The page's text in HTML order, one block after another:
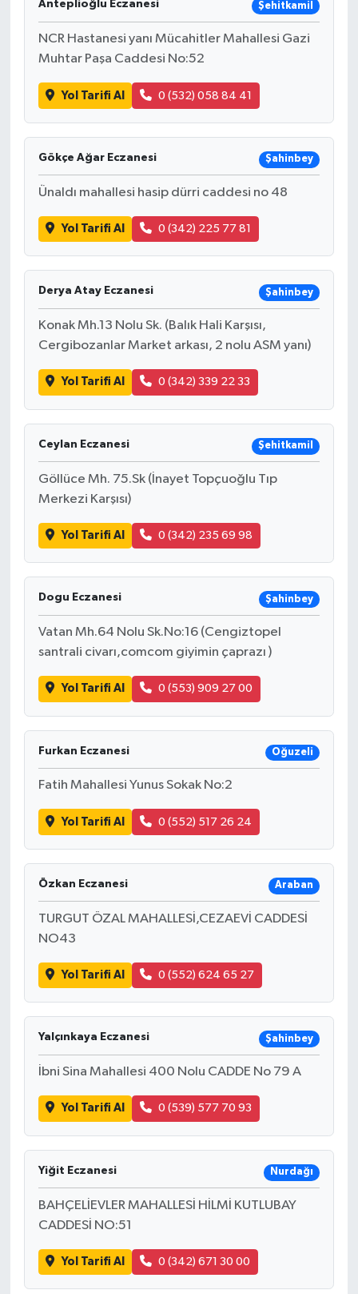
Anteplioğlu Eczanesi Şehitkamil
NCR Hastanesi yanı Mücahitler Mahallesi Gazi
Muhtar Paşa Caddesi No:52
Yol Tarifi Al 0 (532) 058 84 41
Gökçe Ağar Eczanesi Şahinbey
Ünaldı mahallesi hasip dürri caddesi no 48
Yol Tarifi Al 0 (342) 225 77 81
Derya Atay Eczanesi Şahinbey
Konak Mh.13 Nolu Sk. (Balık Hali Karşısı,
Cergibozanlar Market arkası, 2 nolu ASM yanı)
Yol Tarifi Al 0 (342) 339 22 33
Ceylan Eczanesi Şehitkamil
Göllüce Mh. 75.Sk (İnayet Topçuoğlu Tıp
Merkezi Karşısı)
Yol Tarifi Al 0 (342) 235 69 98
Dogu Eczanesi Şahinbey
Vatan Mh.64 Nolu Sk.No:16 (Cengiztopel
santrali civarı,comcom giyimin çaprazı )
Yol Tarifi Al 0 (553) 909 27 00
Furkan Eczanesi Oğuzeli
Fatih Mahallesi Yunus Sokak No:2
Yol Tarifi Al 0 (552) 517 26 24
Özkan Eczanesi Araban
TURGUT ÖZAL MAHALLESİ,CEZAEVİ CADDESİ
NO43
Yol Tarifi Al 0 (552) 624 65 27
Yalçınkaya Eczanesi Şahinbey
İbni Sina Mahallesi 400 Nolu CADDE No 79 A
Yol Tarifi Al 0 (539) 577 70 93
Yiğit Eczanesi Nurdağı
BAHÇELİEVLER MAHALLESİ HİLMİ KUTLUBAY
CADDESİ NO:51
Yol Tarifi Al 0 (342) 671 30 00